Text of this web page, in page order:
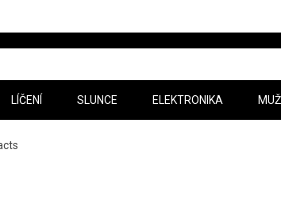
LÍČENÍ SLUNCE ELEKTRONIKA MUŽI